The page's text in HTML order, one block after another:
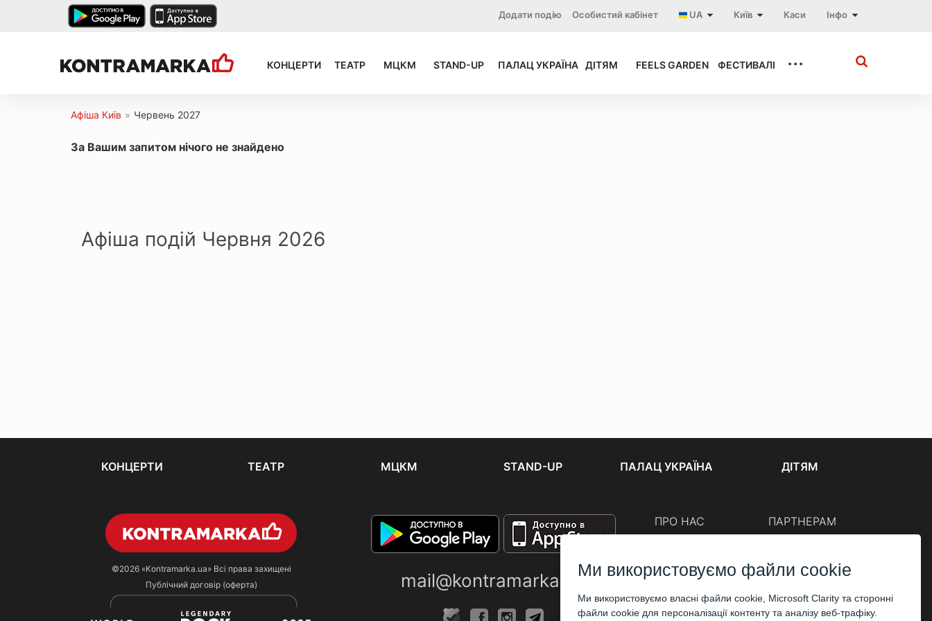
Інфо
Каси
Київ
UA
Особистий кабінет
Додати подію
КОНЦЕРТИ ТЕАТР МЦКМ STAND-UP ПАЛАЦ УКРАЇНА ДІТЯМ FEELS GARDEN ФЕСТИВАЛІ ...
Афіша Київ » Червень 2027
За Вашим запитом нічого не знайдено
Афіша подій Червня 2026
КОНЦЕРТИ ТЕАТР МЦКМ STAND-UP ПАЛАЦ УКРАЇНА ДІТЯМ
©2026 «Kontramarka.ua»Всі права захищені
Публічний договір (оферта)
mail@kontramarka.ua
ПРО НАС ПАРТНЕРАМ
Корпоративним клієнтам
Ми використовуємо файли cookie
Ми використовуємо власні файли cookie, Microsoft Clarity та сторонні
файли cookie для персоналізації контенту та аналізу веб-трафіку.